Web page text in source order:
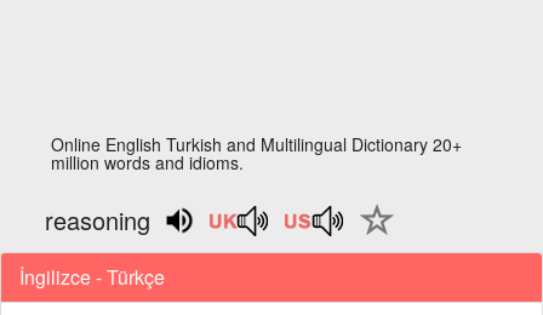
Online English Turkish and Multilingual Dictionary 20+
million words and idioms.
reasoning
İngilizce - Türkçe